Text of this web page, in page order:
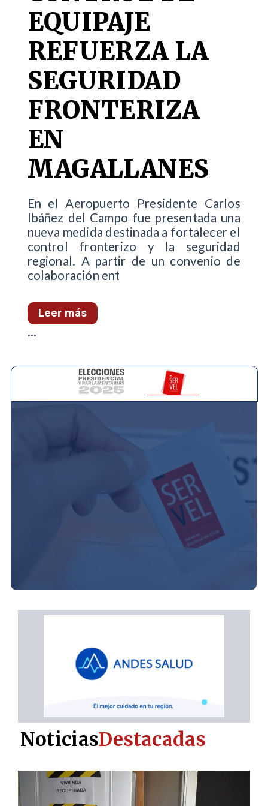
EQUIPAJE
REFUERZA LA
SEGURIDAD
FRONTERIZA
EN
MAGALLANES
En el Aeropuerto Presidente Carlos
Ibáñez del Campo fue presentada una
nueva medida destinada a fortalecer el
control fronterizo y la seguridad
regional. A partir de un convenio de
colaboración ent
Leer más
...
NoticiasDestacadas